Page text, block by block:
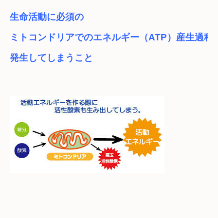
生命活動に必須の
ミトコンドリアでのエネルギー（ATP）産生過程
発生してしまうこと